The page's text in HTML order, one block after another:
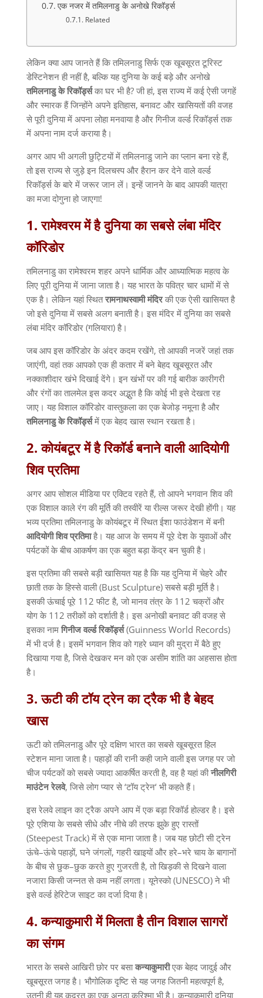
एक नजर में तमिलनाडु के अनोखे रिकॉर्ड्स
Related
लेकिन क्या आप जानते हैं कि तमिलनाडु सिर्फ एक खूबसूरत टूरिस्ट
डेस्टिनेशन ही नहीं है, बल्कि यह दुनिया के कई बड़े और अनोखे
तमिलनाडु के रिकॉर्ड्सका घर भी है? जी हां, इस राज्य में कई ऐसी जगहें
और स्मारक हैं जिन्होंने अपने इतिहास, बनावट और खासियतों की वजह
से पूरी दुनिया में अपना लोहा मनवाया है और गिनीज वर्ल्ड रिकॉर्ड्स तक
में अपना नाम दर्ज कराया है।
अगर आप भी अगली छुट्टियों में तमिलनाडु जाने का प्लान बना रहे हैं,
तो इस राज्य से जुड़े इन दिलचस्प और हैरान कर देने वाले वर्ल्ड
रिकॉर्ड्स के बारे में जरूर जान लें। इन्हें जानने के बाद आपकी यात्रा
का मजा दोगुना हो जाएगा!
1.रामेश्वरम में है दुनिया का सबसे लंबा मंदिर
कॉरिडोर
तमिलनाडु का रामेश्वरम शहर अपने धार्मिक और आध्यात्मिक महत्व के
लिए पूरी दुनिया में जाना जाता है। यह भारत के पवित्र चार धामों में से
एक है। लेकिन यहां स्थितरामनाथस्वामी मंदिरकी एक ऐसी खासियत है
जो इसे दुनिया में सबसे अलग बनाती है। इस मंदिर में दुनिया का सबसे
लंबा मंदिर कॉरिडोर(गलियारा) है।
जब आप इस कॉरिडोर के अंदर कदम रखेंगे, तो आपकी नजरें जहां तक
जाएंगी, वहां तक आपको एक ही कतार में बने बेहद खूबसूरत और
नक्काशीदार खंभे दिखाई देंगे। इन खंभों पर की गई बारीक कारीगरी
और रंगों का तालमेल इस कदर अद्भुत है कि कोई भी इसे देखता रह
जाए। यह विशाल कॉरिडोर वास्तुकला का एक बेजोड़ नमूना है और
तमिलनाडु के रिकॉर्ड्समें एक बेहद खास स्थान रखता है।
2.कोयंबटूर में है रिकॉर्ड बनाने वाली आदियोगी
शिव प्रतिमा
अगर आप सोशल मीडिया पर एक्टिव रहते हैं, तो आपने भगवान शिव की
एक विशाल काले रंग की मूर्ति की तस्वीरें या रील्स जरूर देखी होंगी। यह
भव्य प्रतिमा तमिलनाडु के कोयंबटूर में स्थित ईशा फाउंडेशन में बनी
आदियोगी शिव प्रतिमाहै। यह आज के समय में पूरे देश के युवाओं और
पर्यटकों के बीच आकर्षण का एक बहुत बड़ा केंद्र बन चुकी है।
इस प्रतिमा की सबसे बड़ी खासियत यह है कि यह दुनिया में चेहरे और
छाती तक के हिस्से वाली(Bust Sculpture) सबसे बड़ी मूर्ति है।
इसकी ऊंचाई पूरे112 फीट है, जो मानव तंत्र के112 चक्रों और
योग के112 तरीकों को दर्शाती है। इस अनोखी बनावट की वजह से
इसका नाम गिनीज वर्ल्ड रिकॉर्ड्स(Guinness World Records)
में भी दर्ज है। इसमें भगवान शिव को गहरे ध्यान की मुद्रा में बैठे हुए
दिखाया गया है, जिसे देखकर मन को एक असीम शांति का अहसास होता
है।
3.ऊटी की टॉय ट्रेन का ट्रैक भी है बेहद
खास
ऊटी को तमिलनाडु और पूरे दक्षिण भारत का सबसे खूबसूरत हिल
स्टेशन माना जाता है। पहाड़ों की रानी कही जाने वाली इस जगह पर जो
चीज पर्यटकों को सबसे ज्यादा आकर्षित करती है, वह है यहां कीनीलगिरी
माउंटेन रेलवे, जिसे लोग प्यार से‘टॉय ट्रेन‘ भी कहते हैं।
इस रेलवे लाइन का ट्रैक अपने आप में एक बड़ा रिकॉर्ड होल्डर है। इसे
पूरे एशिया के सबसे सीधे और नीचे की तरफ झुके हुए रास्तों
(Steepest Track) में से एक माना जाता है। जब यह छोटी सी ट्रेन
ऊंचे–ऊंचे पहाड़ों, घने जंगलों, गहरी खाइयों और हरे–भरे चाय के बागानों
के बीच से छुक–छुक करते हुए गुजरती है, तो खिड़की से दिखने वाला
नजारा किसी जन्नत से कम नहीं लगता। यूनेस्को(UNESCO) ने भी
इसे वर्ल्ड हेरिटेज साइट का दर्जा दिया है।
4.कन्याकुमारी में मिलता है तीन विशाल सागरों
का संगम
भारत के सबसे आखिरी छोर पर बसाकन्याकुमारीएक बेहद जादुई और
खूबसूरत जगह है। भौगोलिक दृष्टि से यह जगह जितनी महत्वपूर्ण है,
उतनी ही यह कुदरत का एक अनूठा करिश्मा भी है। कन्याकुमारी दुनिया